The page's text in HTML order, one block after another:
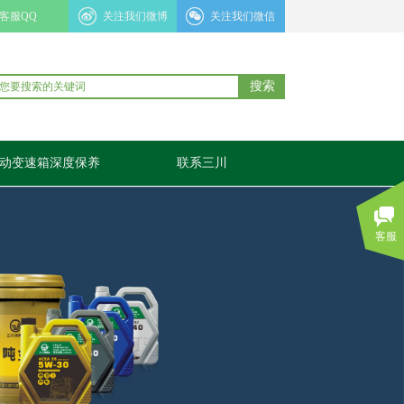
客服QQ 关注我们微博 关注我们微信
搜索
变速箱深度保养 联系三川
客服